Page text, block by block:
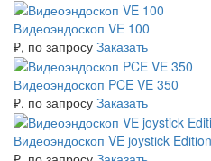
Видеоэндоскоп VE 100
₽, по запросу Заказать
Видеоэндоскоп PCE VE 350
₽, по запросу Заказать
Видеоэндоскоп VE joystick